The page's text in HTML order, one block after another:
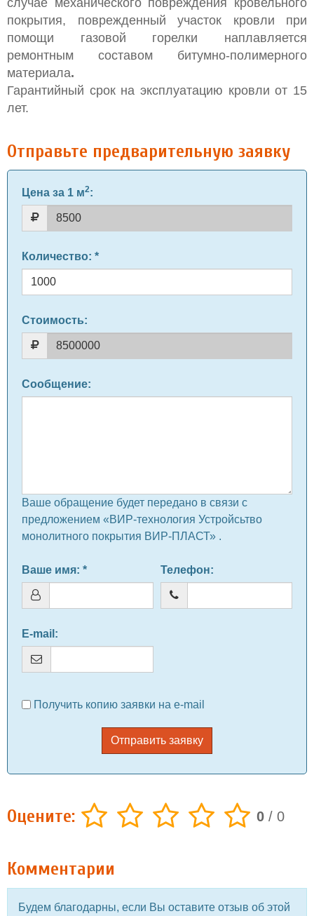
покрытия, поврежденный участок кровли при
помощи газовой горелки наплавляется
ремонтным составом битумно-полимерного
материала.
Гарантийный срок на эксплуатацию кровли от 15
лет.
Отправьте предварительную заявку
Цена за 1 м2:
Количество: *
Стоимость:
Сообщение:
Ваше обращение будет передано в связи с
предложением «ВИР-технология Устройсьтво
монолитного покрытия ВИР-ПЛАСТ» .
Ваше имя: * Телефон:
E-mail :
Получить копию заявки на e-mail
Отправить заявку
Оцените: 0 / 0
Комментарии
Будем благодарны, если Вы оставите отзыв об этой